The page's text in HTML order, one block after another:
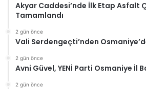
Akyar Caddesi’nde İlk Etap Asfalt
Tamamlandı
2 gün önce
Vali Serdengeçti’nden
2 gün önce
Avni Güvel, YENİ Parti Osmaniye İl
2 gün önce